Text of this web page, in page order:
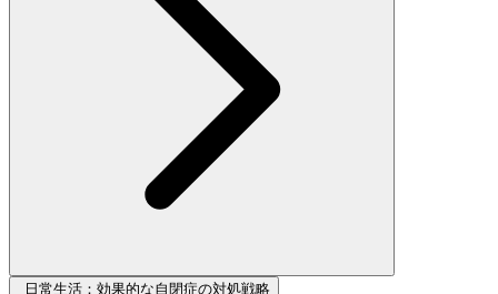
日常生活：効果的な自閉症の対処戦略